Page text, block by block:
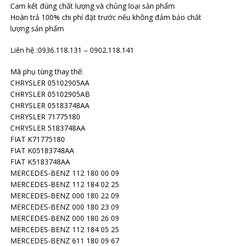
Cam kết đúng chất lượng và chủng loại sản phẩm
Hoàn trả 100% chi phí đặt trước nếu không đảm bảo chất
lượng sản phẩm
Liên hệ :0936.118.131 – 0902.118.141
Mã phụ tùng thay thế:
CHRYSLER 05102905AA
CHRYSLER 05102905AB
CHRYSLER 05183748AA
CHRYSLER 71775180
CHRYSLER 5183748AA
FIAT K71775180
FIAT K05183748AA
FIAT K5183748AA
MERCEDES-BENZ 112 180 00 09
MERCEDES-BENZ 112 184 02 25
MERCEDES-BENZ 000 180 22 09
MERCEDES-BENZ 000 180 23 09
MERCEDES-BENZ 000 180 26 09
MERCEDES-BENZ 112 184 05 25
MERCEDES-BENZ 611 180 09 67